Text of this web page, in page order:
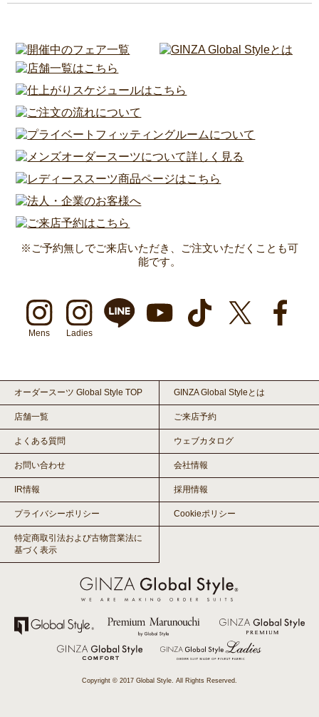
※ご予約無しでご来店いただき、ご注文いただくことも可
能です。
Mens Ladies
オーダースーツ Global Style TOP GINZA Global Styleとは
店舗一覧 ご来店予約
よくある質問 ウェブカタログ
お問い合わせ 会社情報
IR情報 採用情報
プライバシーポリシー Cookieポリシー
特定商取引法および古物営業法に
基づく表示
Copyright © 2017 Global Style. All Rights Reserved.